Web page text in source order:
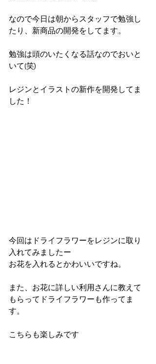
なので今日は朝からスタッフで勉強し
たり、新商品の開発をしてます。
勉強は頭のいたくなる話なのでおいと
いて(笑)
レジンとイラストの新作を開発してま
した！
今回はドライフラワーをレジンに取り
入れてみましたー
お花を入れるとかわいいですね。
また、お花に詳しい利用さんに教えて
もらってドライフラワーも作ってま
す。
こちらも楽しみです